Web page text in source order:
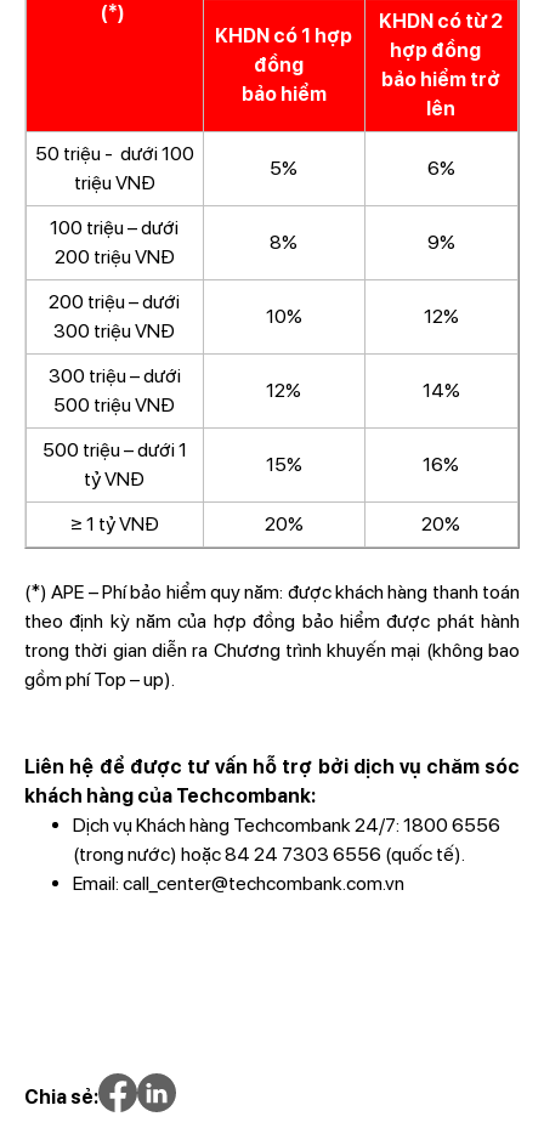
(*)
KHDN có 1 hợp
đồng
bảo hiểm
KHDN có từ 2
hợp đồng
bảo hiểm trở
lên
50 triệu - dưới 100
triệu VNĐ
5% 6%
100 triệu – dưới
200 triệu VNĐ
8% 9%
200 triệu – dưới
300 triệu VNĐ
10% 12%
300 triệu – dưới
500 triệu VNĐ
12% 14%
500 triệu – dưới 1
tỷ VNĐ
15% 16%
≥ 1 tỷ VNĐ 20% 20%
(*) APE – Phí bảo hiểm quy năm: được khách hàng thanh toán
theo định kỳ năm của hợp đồng bảo hiểm được phát hành
trong thời gian diễn ra Chương trình khuyến mại (không bao
gồm phí Top – up).
Liên hệ để được tư vấn hỗ trợ bởi dịch vụ chăm sóc
khách hàng của Techcombank:
Dịch vụ Khách hàng Techcombank 24/7: 1800 6556
(trong nước) hoặc84 24 7303 6556 (quốc tế).
Email: call_center@techcombank.com.vn
Chia sẻ: